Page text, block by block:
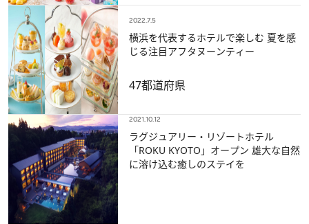
2022.7.5
横浜を代表するホテルで楽しむ 夏を感
じる注目アフタヌーンティー
47都道府県
2021.10.12
ラグジュアリー・リゾートホテル
「ROKU KYOTO」オープン 雄大な自然
に溶け込む癒しのステイを